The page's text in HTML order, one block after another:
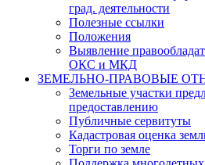
град. деятельности
Полезные ссылки
Положения
Выявление
ОКС и МКД
ЗЕМЕЛЬНО-ПРАВОВЫЕ
Земельные участки
предоставлению
Публичные сервитуты
Кадастровая оценка
Торги по земле